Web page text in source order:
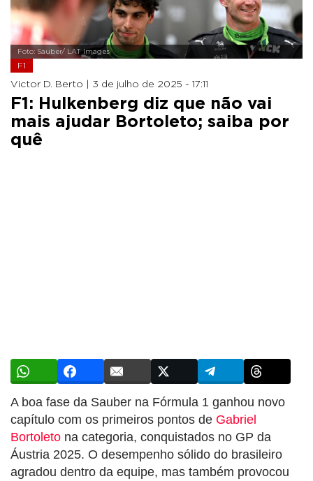
Foto: Sauber/ LAT Images
F1
Victor D. Berto | 3 de julho de 2025 - 17:11
F1: Hulkenberg diz que não vai
mais ajudar Bortoleto; saiba por
quê
A boa fase da Sauber na Fórmula 1 ganhou novo
capítulo com os primeiros pontos de Gabriel
Bortoleto na categoria, conquistados no GP da
Áustria 2025. O desempenho sólido do brasileiro
agradou dentro da equipe, mas também provocou